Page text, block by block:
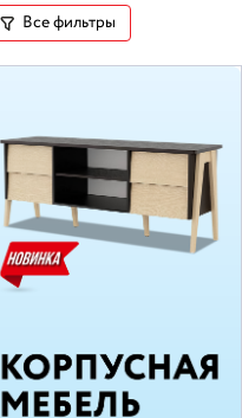
Все фильтры